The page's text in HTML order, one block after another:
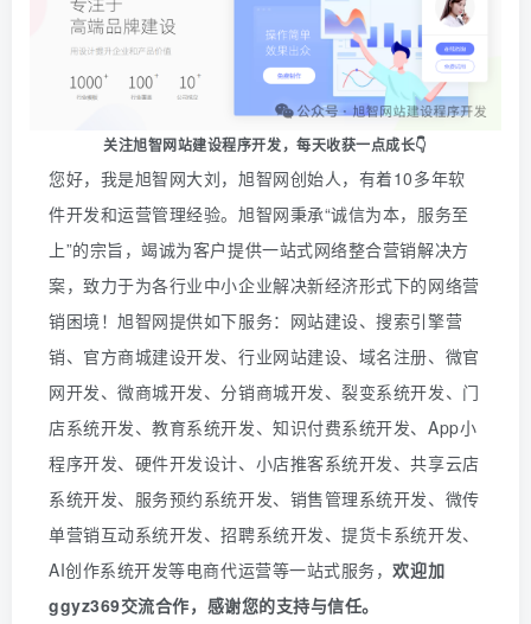
关注旭智网站建设程序开发，每天收获一点成长👇
您好，我是旭智网大刘，旭智网创始人，有着10多年软
件开发和运营管理经验。旭智网秉承“诚信为本，服务至
上”的宗旨，竭诚为客户提供一站式网络整合营销解决方
案，致力于为各行业中小企业解决新经济形式下的网络营
销困境！旭智网提供如下服务：网站建设、搜索引擎营
销、官方商城建设开发、行业网站建设、域名注册、微官
网开发、微商城开发、分销商城开发、裂变系统开发、门
店系统开发、教育系统开发、知识付费系统开发、 App小
程序开发、硬件开发设计、小店推客系统开发、共享云店
系统开发、服务预约系统开发、销售管理系统开发、微传
单营销互动系统开发、招聘系统开发、提货卡系统开发、
AI创作系统开发等电商代运营等一站式服务，欢迎加
ggyz369交流合作，感谢您的支持与信任。